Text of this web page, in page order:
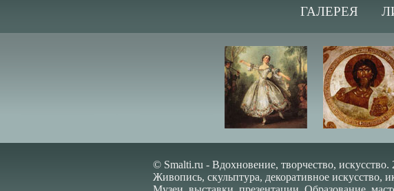
ГАЛЕРЕЯ
© Smalti.ru - Вдохновение, творчество, искусство.
Живопись, скульптура, декоративное искусство,